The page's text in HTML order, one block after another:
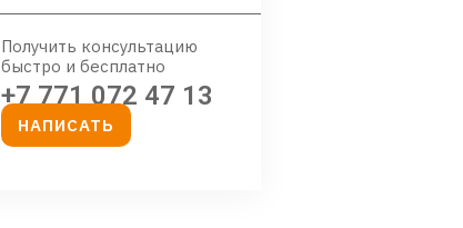
Получить консультацию
быстро и бесплатно
+7 771 072 47 13
НАПИСАТЬ